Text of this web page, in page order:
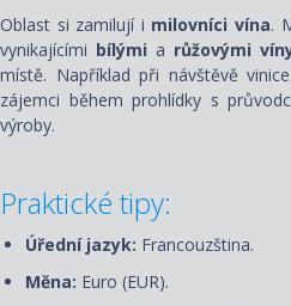
Oblast si zamilují i milovníci vína.
vynikajícími bílými a růžovými
místě. Například při návštěvě vinice
zájemci během prohlídky s
výroby.
Praktické tipy:
Úřední jazyk: Francouzština.
Měna: Euro (EUR).